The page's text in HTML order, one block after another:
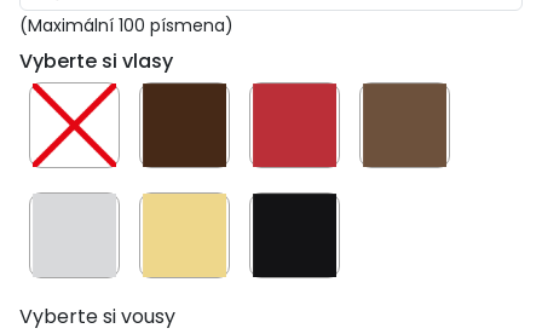
(Maximální 100 písmena)
Vyberte si vlasy
Vyberte si vousy